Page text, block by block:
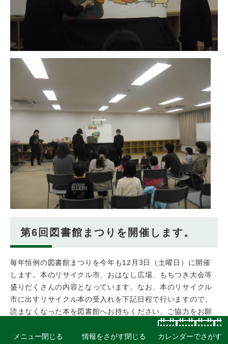
メニュー閉じる 情報をさがす閉じる カレンダーでさがす
第6回図書館まつりを開催します。
毎年恒例の図書館まつりを今年も12月3日（土曜日）に開催
します。本のリサイクル市、おはなし広場、もちつき大会等
盛りだくさんの内容となっています。なお、本のリサイクル
市に出すリサイクル本の受入れを下記日程で行いますので、
読まなくなった本を図書館へお持ちください。ご協力をお願
11月26日（土曜日）、27日（日曜日）両日とも午後1時か